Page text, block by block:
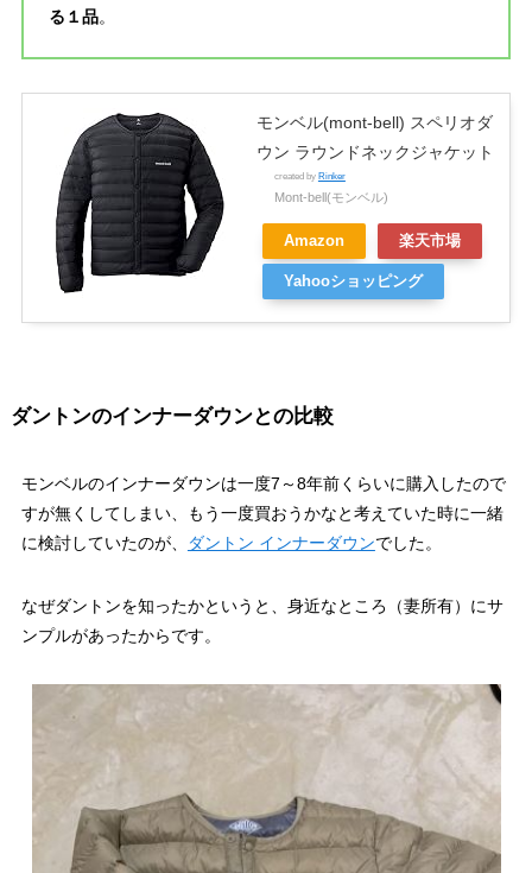
る１品。
モンベル(mont-bell) スペリオダ
ウン ラウンドネックジャケット
created by Rinker
Mont-bell(モンベル)
Amazon 楽天市場
Yahooショッピング
ダントンのインナーダウンとの比較
モンベルのインナーダウンは一度7～8年前くらいに購入したので
すが無くしてしまい、もう一度買おうかなと考えていた時に一緒
に検討していたのが、
ダントン インナーダウンでした。
なぜダントンを知ったかというと、身近なところ（妻所有）にサ
ンプルがあったからです。